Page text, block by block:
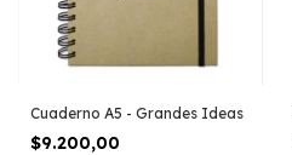
Cuaderno A5 - Grandes Ideas
$9.200,00